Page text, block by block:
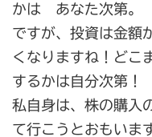
かは あなた次第。
ですが、投資は金額
くなりますね！どこ
するかは自分次第！
私自身は、株の購入
て行こうとおもいま